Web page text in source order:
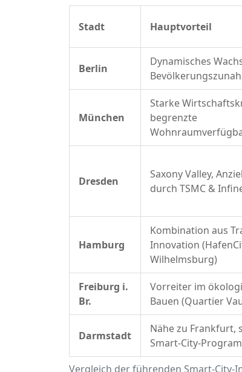
Vergleich der führenden Smart-
Stadt Hauptvorteil
Berlin
Dynamisches
München
Starke
begrenzte
Dresden
Saxony Valley,
durch TSMC &
Hamburg
Kombination aus
Innovation
Wilhelmsburg)
Freiburg i.
Br.
Vorreiter im
Bauen (Quartier
Darmstadt
Nähe zu Frankfurt,
Smart-City-